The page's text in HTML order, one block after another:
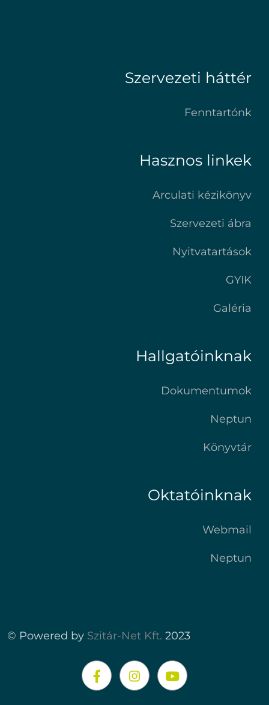
Szervezeti háttér
Fenntartónk
Hasznos linkek
Arculati kézikönyv
Szervezeti ábra
Nyitvatartások
GYIK
Galéria
Hallgatóinknak
Dokumentumok
Neptun
Könyvtár
Oktatóinknak
Webmail
Neptun
© Powered by Szitár-Net Kft. 2023